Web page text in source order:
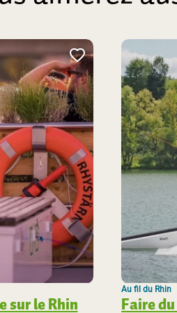
sur le Rhin
Ajouter cette
Faire
Au fil du Rhin